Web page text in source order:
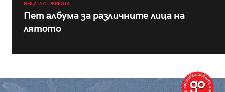
НЕЩАТА ОТ ЖИВОТА
Пет албума за различните лица на
лятото